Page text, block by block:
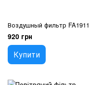
Воздушный фильтр FA1911
920 грн
Купити